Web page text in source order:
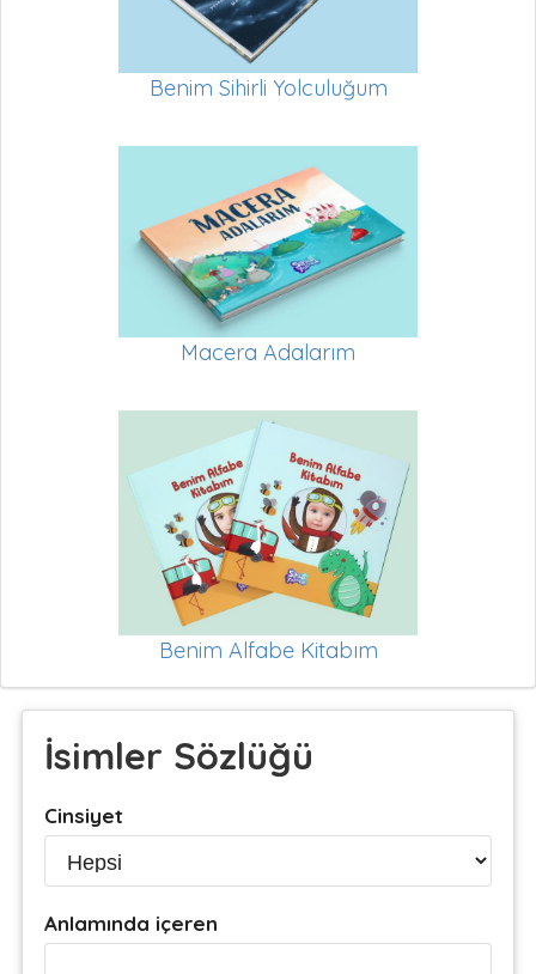
Benim Sihirli Yolculuğum
Macera Adalarım
Benim Alfabe Kitabım
İsimler Sözlüğü
Cinsiyet
Anlamında içeren